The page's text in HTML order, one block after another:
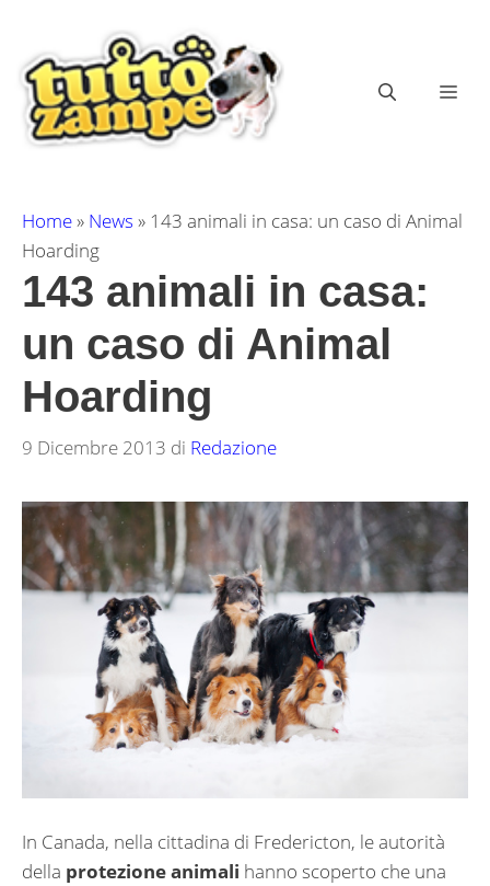
contenuto
Home» News » 143 animali in casa: un caso di Animal
Hoarding
143 animali in casa:
un caso di Animal
Hoarding
9 Dicembre 2013 di Redazione
In Canada, nella cittadina di Fredericton, le autorità
della protezione animali hanno scoperto che una